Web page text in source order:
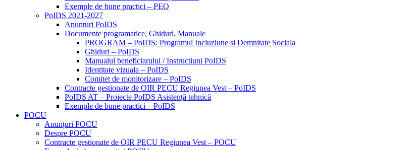
Exemple de bune practici – PEO
PoIDS 2021-2027
Anunțuri PoIDS
Documente programatice, Ghiduri, Manuale
PROGRAM – PoIDS: Programul Incluziune și Demnitate Sociala
Ghiduri – PoIDS
Manualul beneficiarului / Instructiuni PoIDS
Identitate vizuala – PoIDS
Comitet de monitorizare – PoIDS
Contracte gestionate de OIR PECU Regiunea Vest – PoIDS
PoIDS AT – Proiecte PoIDS Asistență tehnică
Exemple de bune practici – PoIDS
POCU
Anunțuri POCU
Despre POCU
Contracte gestionate de OIR PECU Regiunea Vest – POCU